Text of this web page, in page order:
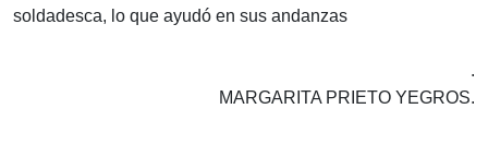
soldadesca, lo que ayudó en sus andanzas
.
MARGARITA PRIETO YEGROS.